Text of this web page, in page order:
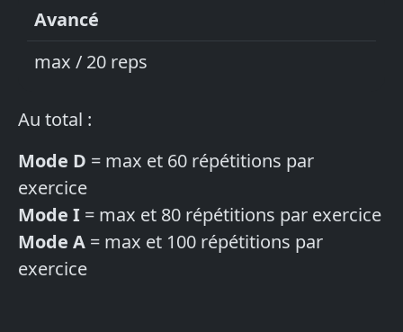
Avancé
max / 20 reps
Au total :
Mode D = max et 60 répétitions par
exercice
Mode I = max et 80 répétitions par exercice
Mode A = max et 100 répétitions par
exercice